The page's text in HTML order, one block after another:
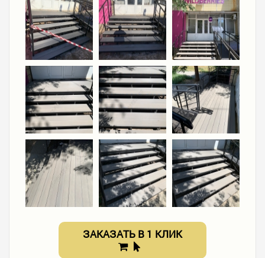
ЗАКАЗАТЬ В 1 КЛИК